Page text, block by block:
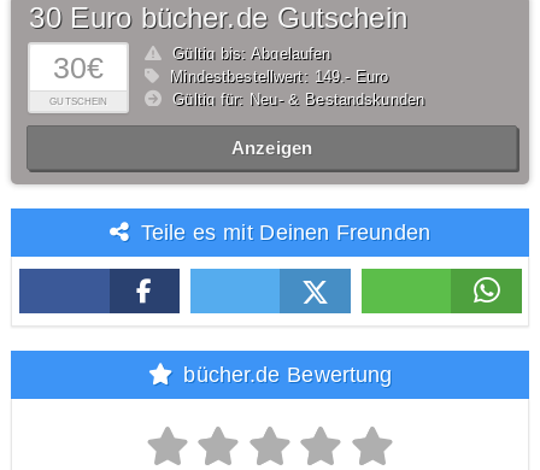
30€
GUTSCHEIN
30 Euro bücher.de Gutschein
Gültig bis: Abgelaufen
Mindestbestellwert: 149,- Euro
Gültig für: Neu- & Bestandskunden
Anzeigen
Teile es mit Deinen Freunden
bücher.de Bewertung